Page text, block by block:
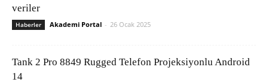
veriler
Haberler Akademi Portal - 26 Ocak 2025
Tank 2 Pro 8849 Rugged Telefon Projeksiyonlu Android
14